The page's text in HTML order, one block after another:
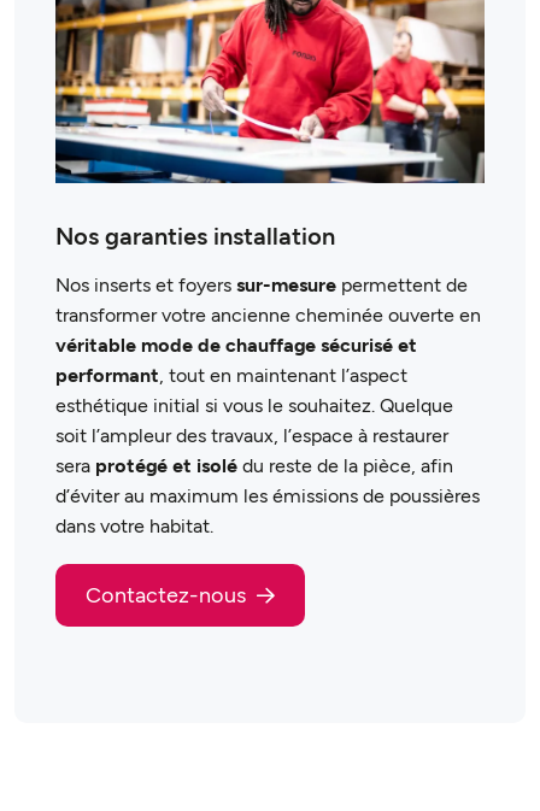
Nos garanties installation
Nos inserts et foyers sur-mesurepermettent de
transformer votre ancienne cheminée ouverte en
véritable mode de chauffage sécurisé et
performant , tout en maintenant l’aspect
esthétique initial si vous le souhaitez. Quelque
soit l’ampleur des travaux, l’espace à restaurer
sera protégé et isolédu reste de la pièce, afin
d’éviter au maximum les émissions de poussières
dans votre habitat.
Contactez-nous